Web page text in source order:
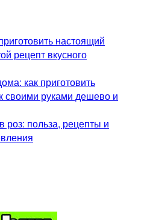
настоящий
рецепт вкусного
как приготовить
своими руками дешево и
роз: польза, рецепты и